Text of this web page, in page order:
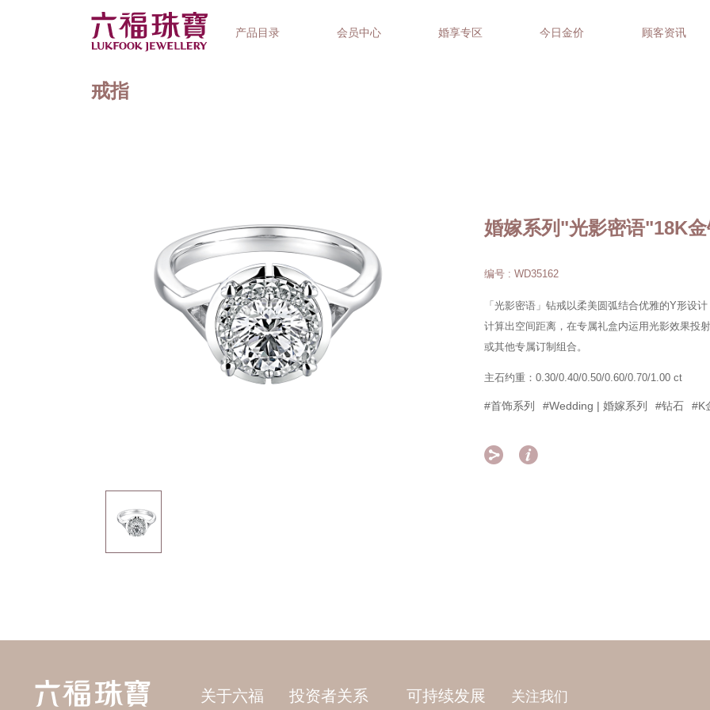
产品目录 会员中心 婚享专区 今日金价 顾客资讯
戒指
婚嫁系列"光影密语"18K
编号 : WD35162
「光影密语」钻戒以柔美圆弧结合优雅的Y形设
计算出空间距离，在专属礼盒内运用光影效果投
或其他专属订制组合。
主石约重：0.30/0.40/0.50/0.60/0.70/1.00 ct
#首饰系列 #Wedding | 婚嫁系列 #钻石 #K
 
关于六福 投资者关系 可持续发展 关注我们